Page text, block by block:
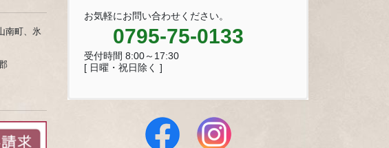
南町、氷
お気軽にお問い合わせください。
0795-75-0133
受付時間 8:00～17:30
[ 日曜・祝日除く ]